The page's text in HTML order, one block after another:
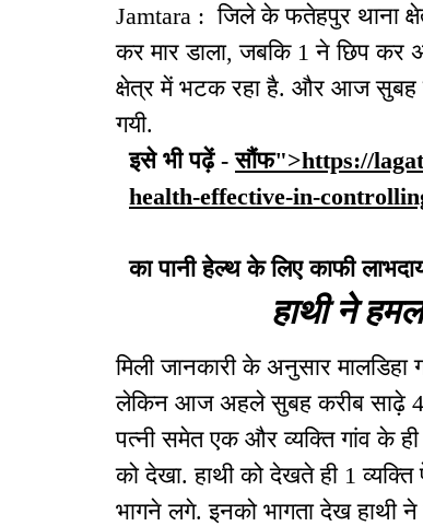
Jamtara : जिले के फतेहपुर थाना
कर मार डाला, जबकि 1 ने छिप कर
क्षेत्र में भटक रहा है. और आज सुबह
गयी.
इसे भी पढ़ें -सौंफ">https://
health-effective-in-
का पानी हेल्थ के लिए काफी
हाथी ने
मिली जानकारी के अनुसार
लेकिन आज अहले सुबह करीब साढ़े 4
पत्नी समेत एक और व्यक्ति गांव के
को देखा. हाथी को देखते ही 1
भागने लगे. इनको भागता देख हाथी